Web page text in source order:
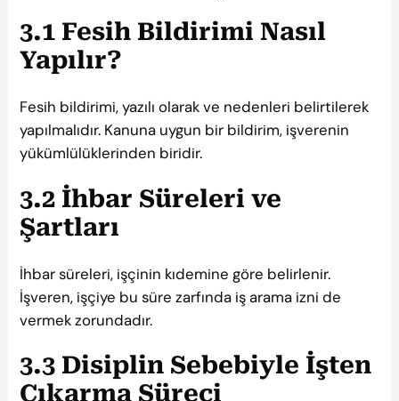
3.1 Fesih Bildirimi Nasıl
Yapılır?
Fesih bildirimi, yazılı olarak ve nedenleri belirtilerek
yapılmalıdır. Kanuna uygun bir bildirim, işverenin
yükümlülüklerinden biridir.
3.2 İhbar Süreleri ve
Şartları
İhbar süreleri, işçinin kıdemine göre belirlenir.
İşveren, işçiye bu süre zarfında iş arama izni de
vermek zorundadır.
3.3 Disiplin Sebebiyle İşten
Çıkarma Süreci